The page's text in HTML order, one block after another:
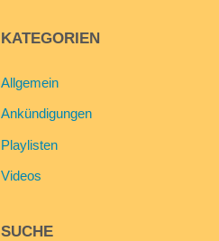
KATEGORIEN
Allgemein
Ankündigungen
Playlisten
Videos
SUCHE